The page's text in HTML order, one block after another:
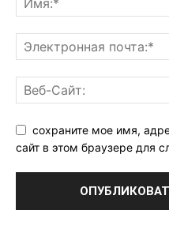
сохраните мое имя,
сайт в этом браузере для